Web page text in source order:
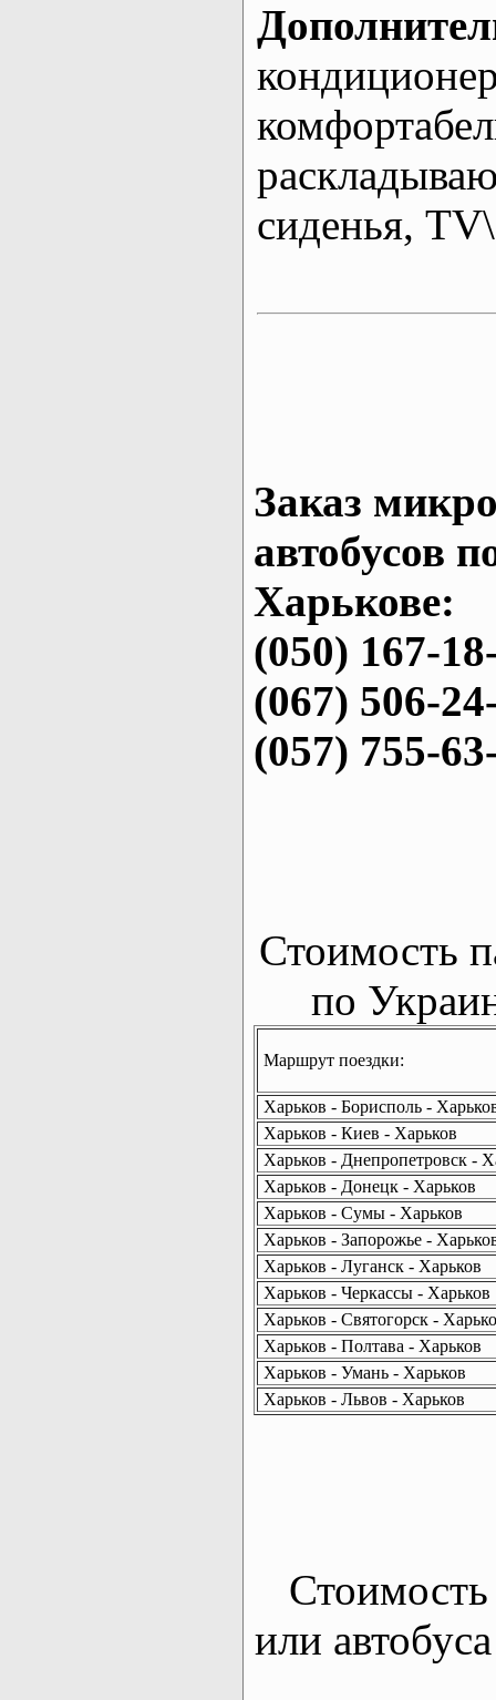
сиденья,
Заказ
автобусов
Харькове:
(050) 167-
(067) 506-
(057) 755-
Стоимость
по
Маршрут поездки:
Харьков - Борисполь -
Харьков - Киев - Харьков
Харьков - Днепропетровск -
Харьков - Донецк - Харьков
Харьков - Сумы - Харьков
Харьков - Запорожье -
Харьков - Луганск - Харьков
Харьков - Черкассы - Харьков
Харьков - Святогорск -
Харьков - Полтава - Харьков
Харьков - Умань - Харьков
Харьков - Львов - Харьков
Стоимость
или